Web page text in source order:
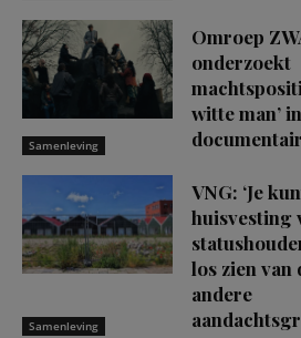
Samenleving
Omroep
onderzoekt
witte man’
Samenleving
VNG: ‘Je
huisvesting
los zien van
andere